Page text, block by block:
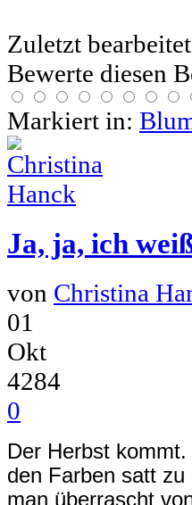
Zuletzt
Bewerte diesen
Markiert in:
Ja, ja, ich
von Christina
01
Okt
4284
0
Der Herbst
den Farben satt
man überrascht